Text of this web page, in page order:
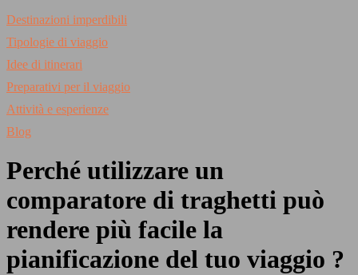
Destinazioni imperdibili
Tipologie di viaggio
Idee di itinerari
Preparativi per il viaggio
Attività e esperienze
Blog
Perché utilizzare un
comparatore di traghetti può
rendere più facile la
pianificazione del tuo viaggio ?